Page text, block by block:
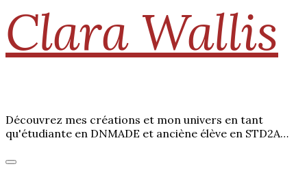
Clara Wallis
Découvrez mes créations et mon univers en tant
qu'étudiante en DNMADE et anciène élève en STD2A…